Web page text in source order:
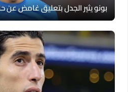
بونو يثير الجدل بتعليق غامض عن حالته